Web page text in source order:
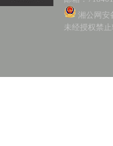
湘公网安
未经授权禁